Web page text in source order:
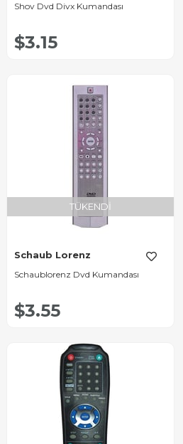
Shov Dvd Divx Kumandası
$3.15
TÜKENDI
Schaub Lorenz
Schaublorenz Dvd Kumandası
$3.55